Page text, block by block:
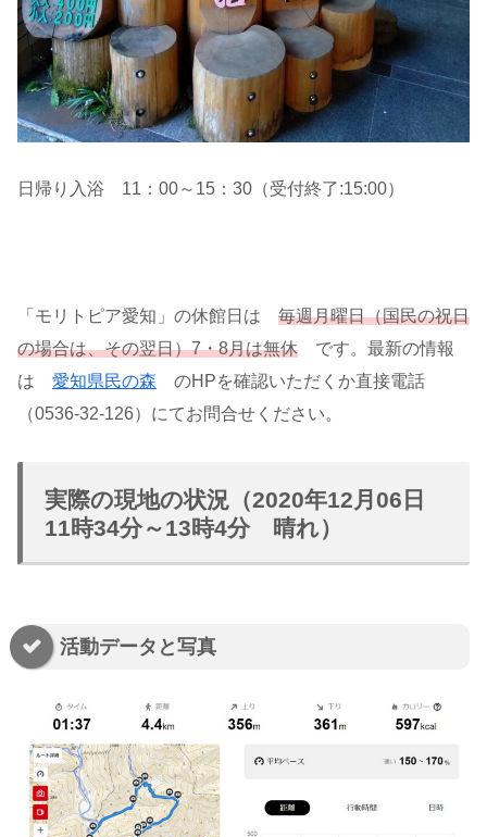
日帰り入浴 11：00～15：30（受付終了:15:00）
「モリトピア愛知」の休館日は 毎週月曜日（国民の祝日
の場合は、その翌日）7・8月は無休 です。最新の情報
は 愛知県民の森 のHPを確認いただくか直接電話
（0536-32-126）にてお問合せください。
実際の現地の状況（2020年12月06日
11時34分～13時4分 晴れ）
活動データと写真